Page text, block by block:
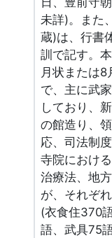
未詳)。また
蔵)は、行書
訓で記す。
月状または
で、主に武
しており、
の館造り、
応、司法制
寺院におけ
治療法、地
が、それぞ
(衣食住370
語、武具75